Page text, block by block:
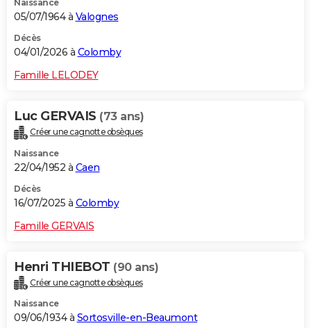
Naissance
05/07/1964 à Valognes
Décès
04/01/2026 à Colomby
Famille LELODEY
Luc GERVAIS (73 ans)
Créer une cagnotte obsèques
Naissance
22/04/1952 à Caen
Décès
16/07/2025 à Colomby
Famille GERVAIS
Henri THIEBOT (90 ans)
Créer une cagnotte obsèques
Naissance
09/06/1934 à Sortosville-en-Beaumont